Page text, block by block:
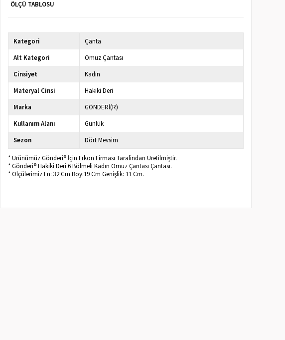
ÖLÇÜ TABLOSU
Kategori
Çanta
Alt Kategori
Omuz Çantası
Cinsiyet
Kadın
Materyal Cinsi
Hakiki Deri
Marka
GÖNDERİ(R)
Kullanım Alanı
Günlük
Sezon
Dört Mevsim
* Ürünümüz Gönderi® İçin Erkon Firması Tarafından Üretilmiştir.
* Gönderi® Hakiki Deri 6 Bölmeli Kadın Omuz Çantası Çantası.
* Ölçülerimiz En: 32 Cm Boy:19 Cm Genişlik: 11 Cm.